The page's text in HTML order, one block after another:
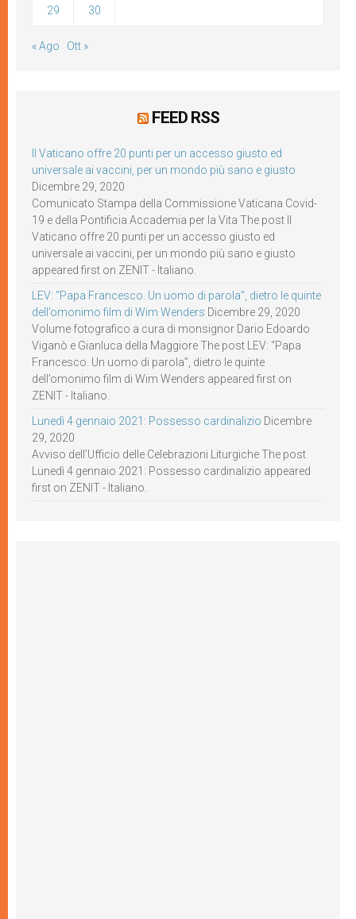
29 30
« Ago Ott »
FEED RSS
Il Vaticano offre 20 punti per un accesso giusto ed
universale ai vaccini, per un mondo più sano e giusto
Dicembre 29, 2020
Comunicato Stampa della Commissione Vaticana Covid-
19 e della Pontificia Accademia per la Vita The post Il
Vaticano offre 20 punti per un accesso giusto ed
universale ai vaccini, per un mondo più sano e giusto
appeared first on ZENIT - Italiano.
LEV: “Papa Francesco. Un uomo di parola”, dietro le quinte
dell’omonimo film di Wim Wenders Dicembre 29, 2020
Volume fotografico a cura di monsignor Dario Edoardo
Viganò e Gianluca della Maggiore The post LEV: “Papa
Francesco. Un uomo di parola”, dietro le quinte
dell’omonimo film di Wim Wenders appeared first on
ZENIT - Italiano.
Lunedì 4 gennaio 2021: Possesso cardinalizio Dicembre
29, 2020
Avviso dell’Ufficio delle Celebrazioni Liturgiche The post
Lunedì 4 gennaio 2021: Possesso cardinalizio appeared
first on ZENIT - Italiano.